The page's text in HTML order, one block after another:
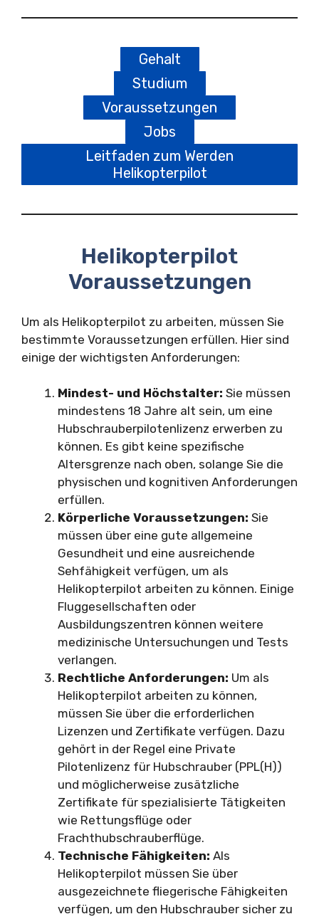
Gehalt
Studium
Voraussetzungen
Jobs
Leitfaden zum Werden
Helikopterpilot
Helikopterpilot
Voraussetzungen
Um als Helikopterpilot zu arbeiten, müssen Sie
bestimmte Voraussetzungen erfüllen. Hier sind
einige der wichtigsten Anforderungen:
Mindest- und Höchstalter: Sie müssen
mindestens 18 Jahre alt sein, um eine
Hubschrauberpilotenlizenz erwerben zu
können. Es gibt keine spezifische
Altersgrenze nach oben, solange Sie die
physischen und kognitiven Anforderungen
erfüllen.
Körperliche Voraussetzungen: Sie
müssen über eine gute allgemeine
Gesundheit und eine ausreichende
Sehfähigkeit verfügen, um als
Helikopterpilot arbeiten zu können. Einige
Fluggesellschaften oder
Ausbildungszentren können weitere
medizinische Untersuchungen und Tests
verlangen.
Rechtliche Anforderungen: Um als
Helikopterpilot arbeiten zu können,
müssen Sie über die erforderlichen
Lizenzen und Zertifikate verfügen. Dazu
gehört in der Regel eine Private
Pilotenlizenz für Hubschrauber (PPL(H))
und möglicherweise zusätzliche
Zertifikate für spezialisierte Tätigkeiten
wie Rettungsflüge oder
Frachthubschrauberflüge.
Technische Fähigkeiten: Als
Helikopterpilot müssen Sie über
ausgezeichnete fliegerische Fähigkeiten
verfügen, um den Hubschrauber sicher zu